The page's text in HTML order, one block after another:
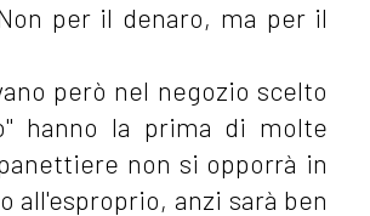
per il denaro, ma per il
però nel negozio scelto
hanno la prima di molte
non si opporrà in
all'esproprio, anzi sarà ben